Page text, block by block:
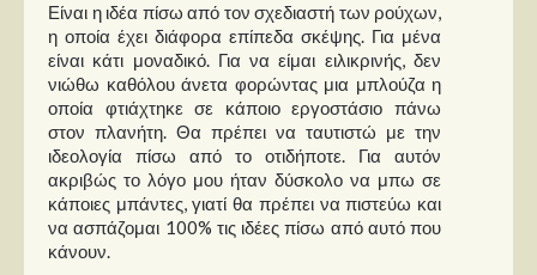
Είναι η ιδέα πίσω από τον σχεδιαστή των ρούχων,
η οποία έχει διάφορα επίπεδα σκέψης. Για μένα
είναι κάτι μοναδικό. Για να είμαι ειλικρινής, δεν
νιώθω καθόλου άνετα φορώντας μια μπλούζα η
οποία φτιάχτηκε σε κάποιο εργοστάσιο πάνω
στον πλανήτη. Θα πρέπει να ταυτιστώ με την
ιδεολογία πίσω από το οτιδήποτε. Για αυτόν
ακριβώς το λόγο μου ήταν δύσκολο να μπω σε
κάποιες μπάντες, γιατί θα πρέπει να πιστεύω και
να ασπάζομαι 100% τις ιδέες πίσω από αυτό που
κάνουν.